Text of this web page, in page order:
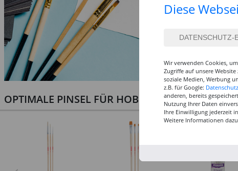
OPTIMALE PINSEL FÜR HOBBY & KUNST
Diese
Wir verwenden Cookies,
Zugriffe auf unsere
soziale Medien, Werbung
z.B. für Google:
anderen, bereits
Nutzung Ihrer Daten
Ihre Einwilligung jederzeit
Weitere Informationen